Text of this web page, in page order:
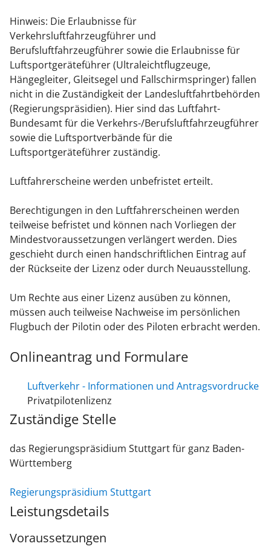
Hinweis: Die Erlaubnisse für
Verkehrsluftfahrzeugführer und
Berufsluftfahrzeugführer sowie die Erlaubnisse für
Luftsportgeräteführer (Ultraleichtflugzeuge,
Hängegleiter, Gleitsegel und Fallschirmspringer) fallen
nicht in die Zuständigkeit der Landesluftfahrtbehörden
(Regierungspräsidien). Hier sind das Luftfahrt-
Bundesamt für die Verkehrs-/Berufsluftfahrzeugführer
sowie die Luftsportverbände für die
Luftsportgeräteführer zuständig.
Luftfahrerscheine werden unbefristet erteilt.
Berechtigungen in den Luftfahrerscheinen werden
teilweise befristet und können nach Vorliegen der
Mindestvoraussetzungen verlängert werden. Dies
geschieht durch einen handschriftlichen Eintrag auf
der Rückseite der Lizenz oder durch Neuausstellung.
Um Rechte aus einer Lizenz ausüben zu können,
müssen auch teilweise Nachweise im persönlichen
Flugbuch der Pilotin oder des Piloten erbracht werden.
Onlineantrag und Formulare
Luftverkehr - Informationen und Antragsvordrucke
Privatpilotenlizenz
Zuständige Stelle
das Regierungspräsidium Stuttgart für ganz Baden-
Württemberg
Regierungspräsidium Stuttgart
Leistungsdetails
Voraussetzungen